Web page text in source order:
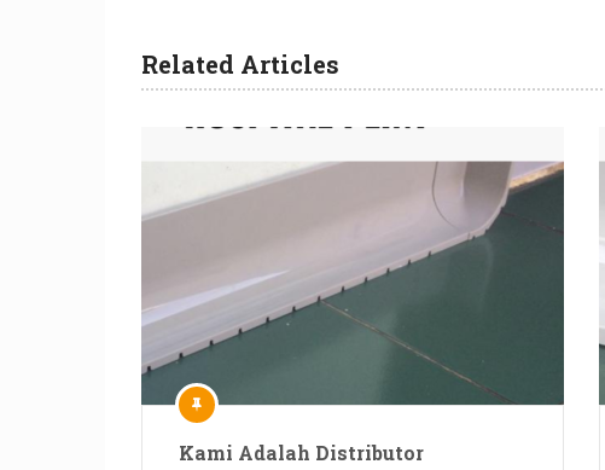
Related Articles
Kami Adalah Distributor